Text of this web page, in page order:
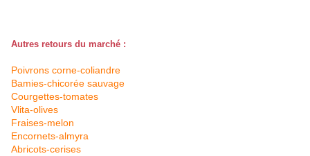
Autres retours du marché :
Poivrons corne-coliandre
Bamies-chicorée sauvage
Courgettes-tomates
Vlita-olives
Fraises-melon
Encornets-almyra
Abricots-cerises